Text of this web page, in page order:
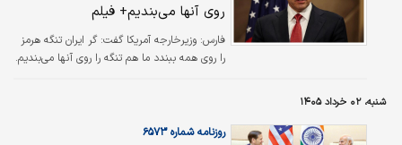
روی آنها می‌بندیم+ فیلم
فارس: وزیرخارجه آمریکا گفت: گر ایران تنگه هرمز
را روی همه ببندد ما هم تنگه را روی آنها می‌بندیم.
شنبه، ۰۲ خرداد ۱۴۰۵
روزنامه شماره ۶۵۷۳